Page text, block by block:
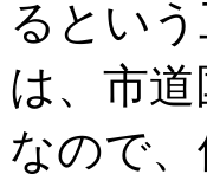
るとい
は、市
なので